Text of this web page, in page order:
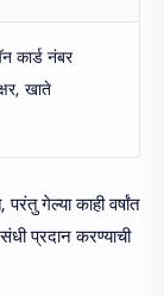
कार्ड नंबर
खाते
गेल्या काही वर्षांत
प्रदान करण्याची